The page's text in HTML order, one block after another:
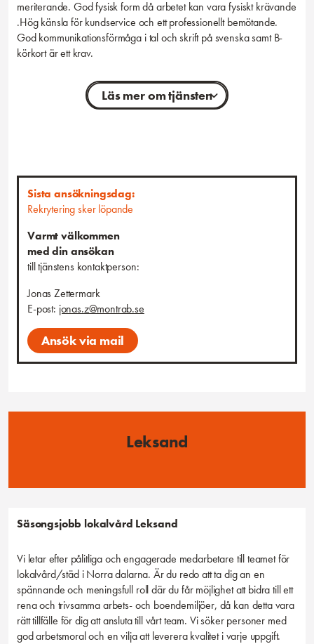
meriterande. God fysisk form då arbetet kan vara fysiskt krävande
.Hög känsla för kundservice och ett professionellt bemötande.
God kommunikationsförmåga i tal och skrift på svenska samt B-
körkort är ett krav.
Läs mer om tjänsten
utmaningar dyker upp. Noggrannhet och en positiv attityd är viktigt
för oss, liksom din förmåga att alltid göra det lilla extra för att
säkerställa att våra kunder är nöjda.
Anställningsform, omfattning, placeringsort
Vi erbjuder timanställning med placering i Borlänge/Falun.
Tillträde enligt överenskommelse.
Passar det in på dig eller känner du kanske någon som
du kan tänkas rekommendera tjänsten till? Tipsa gärna!
Sista ansökningsdag:
Rekrytering sker löpande
Varmt välkommen
med din ansökan
till tjänstens kontaktperson:
Jonas Zettermark
E-post: jonas.z@montrab.se
Ansök via mail
Leksand
Säsongsjobb lokalvård Leksand
Vi letar efter pålitliga och engagerade medarbetare till teamet för
lokalvård/städ i Norra dalarna. Är du redo att ta dig an en
spännande och meningsfull roll där du får möjlighet att bidra till ett
rena och trivsamma arbets- och boendemiljöer, då kan detta vara
rätt tillfälle för dig att ansluta till vårt team. Vi söker personer med
god arbetsmoral och en vilja att leverera kvalitet i varje uppgift.